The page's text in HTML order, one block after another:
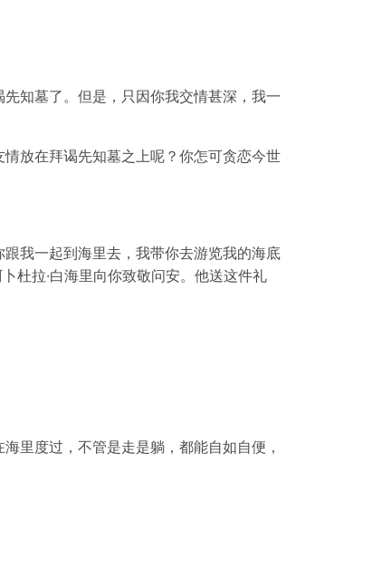
知墓了。但是，只因你我交情甚深，我一
放在拜谒先知墓之上呢？你怎可贪恋今世
我一起到海里去，我带你去游览我的海底
杜拉·白海里向你致敬问安。他送这件礼
里度过，不管是走是躺，都能自如自便，